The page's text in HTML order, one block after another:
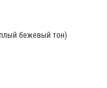
бежевый тон)